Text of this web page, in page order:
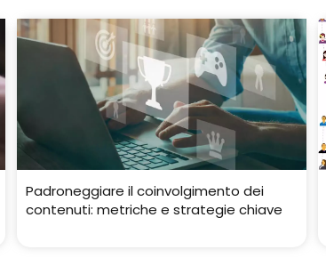
Padroneggiare il coinvolgimento dei
contenuti: metriche e strategie chiave